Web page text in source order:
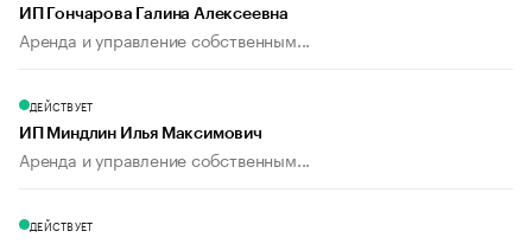
ИП Гончарова Галина Алексеевна
Аренда и управление собственным...
ДЕЙСТВУЕТ
ИП Миндлин Илья Максимович
Аренда и управление собственным...
ДЕЙСТВУЕТ